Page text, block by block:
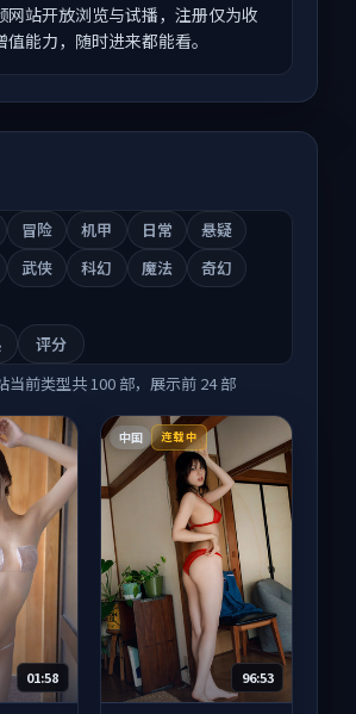
网站开放浏览与试播，注册仅为收
能力，随时进来都能看。
冒险 机甲 日常
悬疑
武侠 科幻 魔法
奇幻
评分
当前类型共100 部，展示前 24部
01:58
中国 连载中
96:53